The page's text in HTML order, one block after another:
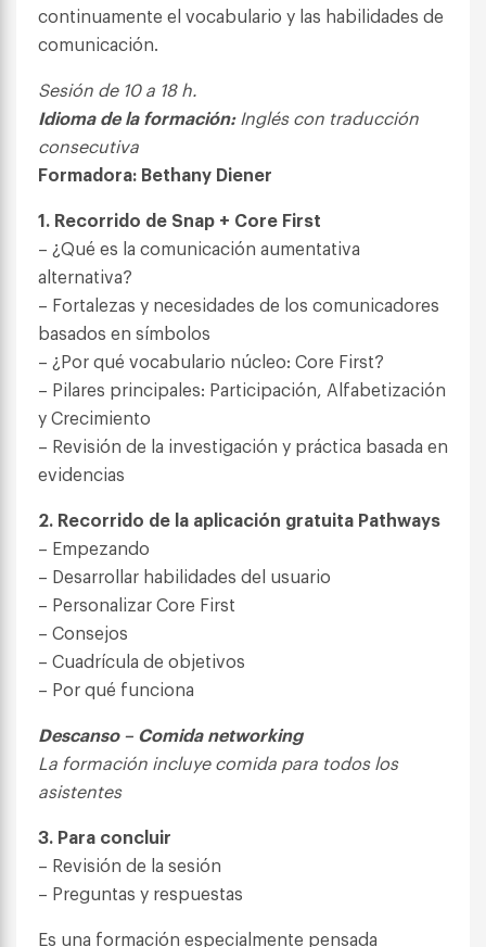
continuamente el vocabulario y las habilidades de
comunicación.
Sesión de 10 a 18 h.
Idioma de la formación:Inglés con traducción
consecutiva
Formadora: Bethany Diener
1. Recorrido de Snap + Core First
– ¿Qué es la comunicación aumentativa
alternativa?
– Fortalezas y necesidades de los comunicadores
basados en símbolos
– ¿Por qué vocabulario núcleo: Core First?
– Pilares principales: Participación, Alfabetización
y Crecimiento
– Revisión de la investigación y práctica basada en
evidencias
2. Recorrido de la aplicación gratuita Pathways
– Empezando
– Desarrollar habilidades del usuario
– Personalizar Core First
– Consejos
– Cuadrícula de objetivos
– Por qué funciona
Descanso – Comida networking
La formación incluye comida para todos los
asistentes
3. Para concluir
– Revisión de la sesión
– Preguntas y respuestas
Es una formación especialmente pensada